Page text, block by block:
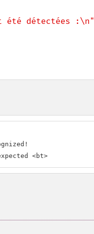
été détectées :\n"
<bt>